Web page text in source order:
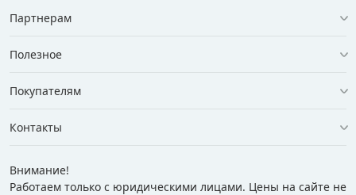
Партнерам
Полезное
Покупателям
Контакты
Внимание!
Работаем только с юридическими лицами. Цены на сайте не